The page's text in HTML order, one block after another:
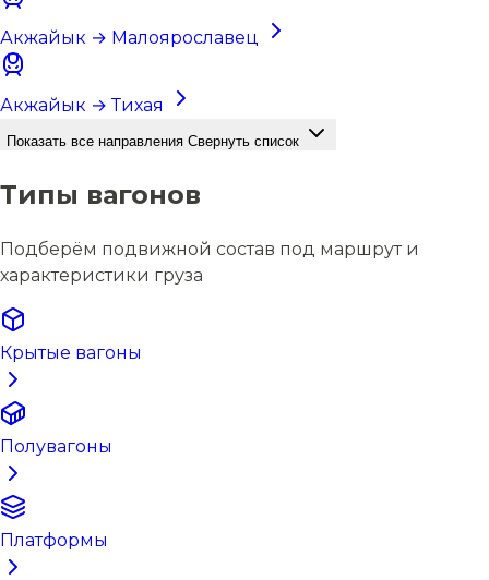
Акжайык → Малоярославец
Акжайык → Тихая
Показать все направления Свернуть список
Типы вагонов
Подберём подвижной состав под маршрут и
характеристики груза
Крытые вагоны
Полувагоны
Платформы